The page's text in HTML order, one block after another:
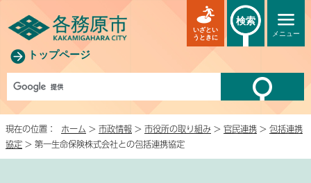
トップページ
メニュー
いざとい
うときに
検索
現在の位置： ホーム > 市政情報 > 市役所の取り組み > 官民連携 > 包括連携
協定 > 第一生命保険株式会社との包括連携協定